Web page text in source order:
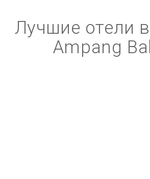
Лучшие отели
Ampang